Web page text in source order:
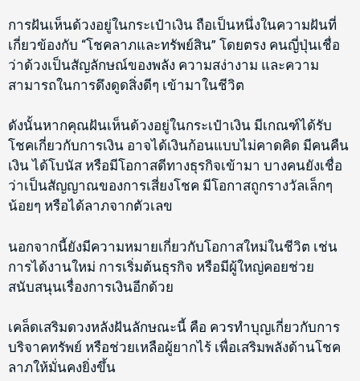
การฝันเห็นด้วงอยู่ในกระเป๋าเงิน ถือเป็นหนึ่งในความฝันที่
เกี่ยวข้องกับ “โชคลาภและทรัพย์สิน” โดยตรง คนญี่ปุ่นเชื่อ
ว่าด้วงเป็นสัญลักษณ์ของพลัง ความสง่างาม และความ
สามารถในการดึงดูดสิ่งดีๆ เข้ามาในชีวิต
ดังนั้นหากคุณฝันเห็นด้วงอยู่ในกระเป๋าเงิน มีเกณฑ์ได้รับ
โชคเกี่ยวกับการเงิน อาจได้เงินก้อนแบบไม่คาดคิด มีคนคืน
เงิน ได้โบนัส หรือมีโอกาสดีทางธุรกิจเข้ามา บางคนยังเชื่อ
ว่าเป็นสัญญาณของการเสี่ยงโชค มีโอกาสถูกรางวัลเล็กๆ
น้อยๆ หรือได้ลาภจากตัวเลข
นอกจากนี้ยังมีความหมายเกี่ยวกับโอกาสใหม่ในชีวิต เช่น
การได้งานใหม่ การเริ่มต้นธุรกิจ หรือมีผู้ใหญ่คอยช่วย
สนับสนุนเรื่องการเงินอีกด้วย
เคล็ดเสริมดวงหลังฝันลักษณะนี้ คือ ควรทำบุญเกี่ยวกับการ
บริจาคทรัพย์ หรือช่วยเหลือผู้ยากไร้ เพื่อเสริมพลังด้านโชค
ลาภให้มั่นคงยิ่งขึ้น